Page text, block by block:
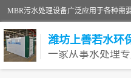
潍坊上善若水环
一家从事水处理